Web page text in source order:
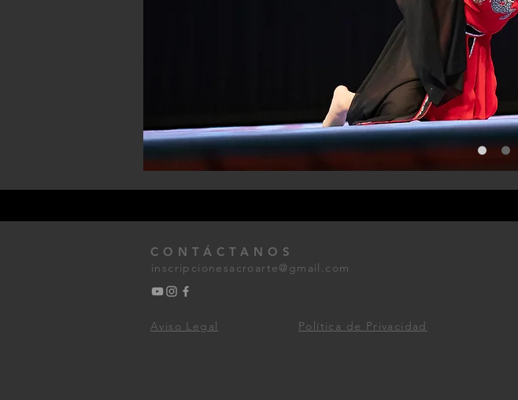
CONTÁCTANOS
inscripcionesacroarte@gmail.com
Aviso Legal Política de Privacidad